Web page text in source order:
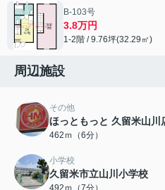
B-103号
3.8万円
1-2階 / 9.76坪(32.29㎡)
周辺施設
その他
ほっともっと 久留米山川
462ｍ（6分）
小学校
久留米市立山川小学校